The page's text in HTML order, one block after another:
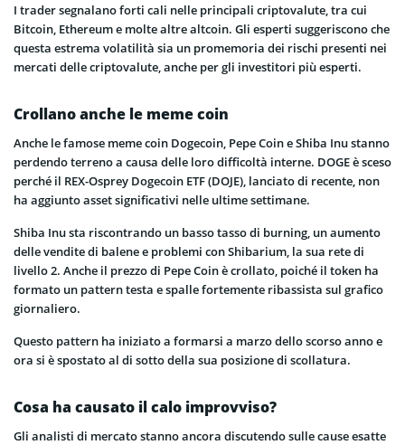
I trader segnalano forti cali nelle principali criptovalute, tra cui
Bitcoin, Ethereum e molte altre altcoin. Gli esperti suggeriscono che
questa estrema volatilità sia un promemoria dei rischi presenti nei
mercati delle criptovalute, anche per gli investitori più esperti.
Crollano anche le meme coin
Anche le famose meme coin Dogecoin, Pepe Coin e Shiba Inu stanno
perdendo terreno a causa delle loro difficoltà interne. DOGE è sceso
perché il REX-Osprey Dogecoin ETF (DOJE), lanciato di recente, non
ha aggiunto asset significativi nelle ultime settimane.
Shiba Inu sta riscontrando un basso tasso di burning, un aumento
delle vendite di balene e problemi con Shibarium, la sua rete di
livello 2. Anche il prezzo di Pepe Coin è crollato, poiché il token ha
formato un pattern testa e spalle fortemente ribassista sul grafico
giornaliero.
Questo pattern ha iniziato a formarsi a marzo dello scorso anno e
ora si è spostato al di sotto della sua posizione di scollatura.
Cosa ha causato il calo improvviso?
Gli analisti di mercato stanno ancora discutendo sulle cause esatte